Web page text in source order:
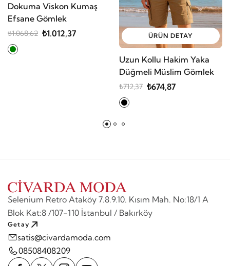
Dokuma Viskon Kumaş
Efsane Gömlek
₺1.068,62 ₺1.012,37 ÜRÜN DETAY
Uzun Kollu Hakim Yaka
Düğmeli Müslim Gömlek
₺712,37 ₺674,87
Selenium Retro Ataköy 7.8.9.10. Kısım Mah. No:18/1 A
Blok Kat:8 /107-110 İstanbul / Bakırköy
Getay
satis@civardamoda.com
08508408209